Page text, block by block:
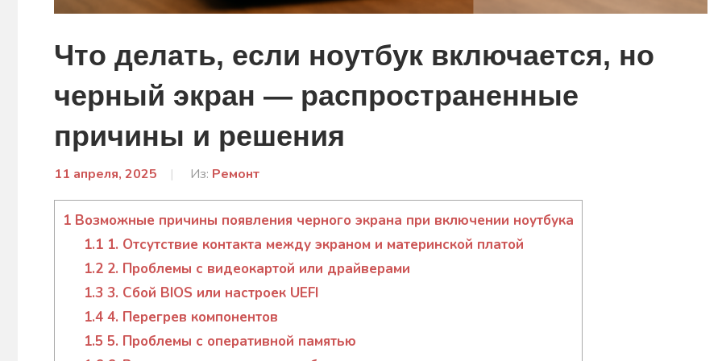
Что делать, если ноутбук включается, но
черный экран — распространенные
причины и решения
11 апреля, 2025
От:
Ковальчук
Аліна
Из: Ремонт
1 Возможные причины появления черного экрана при включении ноутбука
1.11. Отсутствие контакта между экраном и материнской платой
1.22. Проблемы с видеокартой или драйверами
1.3 3. Сбой BIOS или настроек UEFI
1.44. Перегрев компонентов
1.5 5. Проблемы с оперативной памятью